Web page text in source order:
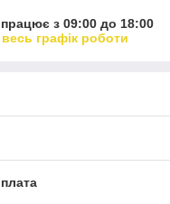
з 09:00 до 18:00
графік роботи